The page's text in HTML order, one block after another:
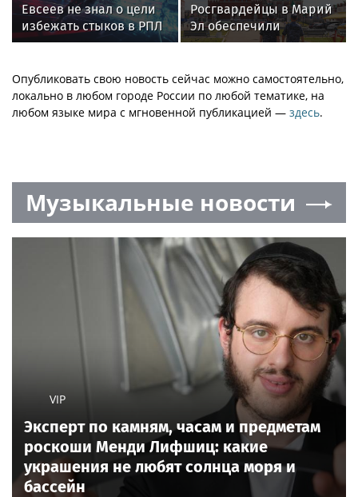
Евсеев не знал о цели
избежать стыков в РПЛ
для «Динамо»
Росгвардейцы в Марий
Эл обеспечили
правопорядок в ходе
и проведения
матчевого турнира на
Кубок Раимкуля
Опубликовать свою новость сейчас можно самостоятельно,
локально в любом городе России по любой тематике, на
любом языке мира с мгновенной публикацией — здесь.
Музыкальные новости
VIP
Эксперт по камням, часам и предметам
роскоши Менди Лифшиц: какие
украшения не любят солнца моря и
бассейн